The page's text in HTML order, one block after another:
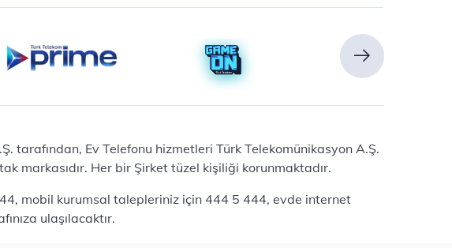
tarafından, Ev Telefonu hizmetleri Türk Telekomünikasyon A.Ş.
markasıdır. Her bir Şirket tüzel kişiliği korunmaktadır.
mobil kurumsal talepleriniz için 444 5 444, evde internet
ulaşılacaktır.